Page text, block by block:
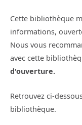
Cette bibliothèque
informations,
Nous vous
avec cette
d'ouverture.
Retrouvez ci-
bibliothèque.